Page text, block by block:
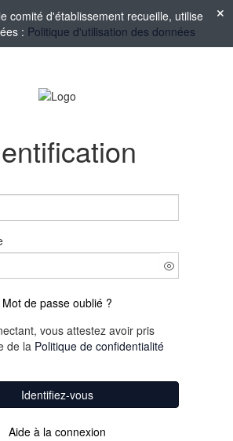
comité d'établissement recueille, utilise
: Politique d'utilisation des données
Mot de passe oublié ?
vous attestez avoir pris
de la Politique de confidentialité
Identifiez-vous
Aide à la connexion